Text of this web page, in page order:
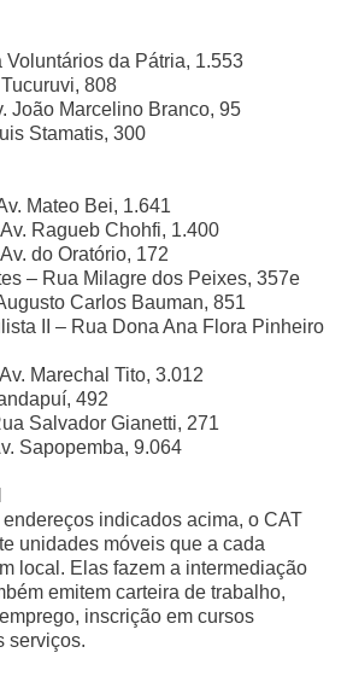
Voluntários da Pátria, 1.553
808
João Marcelino Branco, 95
Stamatis, 300
Mateo Bei, 1.641
Ragueb Chohfi, 1.400
do Oratório, 172
– Rua Milagre dos Peixes, 357e
Carlos Bauman, 851
II – Rua Dona Ana Flora Pinheiro
Marechal Tito, 3.012
492
Salvador Gianetti, 271
Sapopemba, 9.064
indicados acima, o CAT
unidades móveis que a cada
local. Elas fazem a intermediação
emitem carteira de trabalho,
inscrição em cursos
serviços.